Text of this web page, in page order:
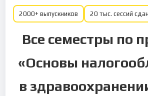
2000+ выпускников 20 тыс. сессий
Все семестры по
«Основы
в